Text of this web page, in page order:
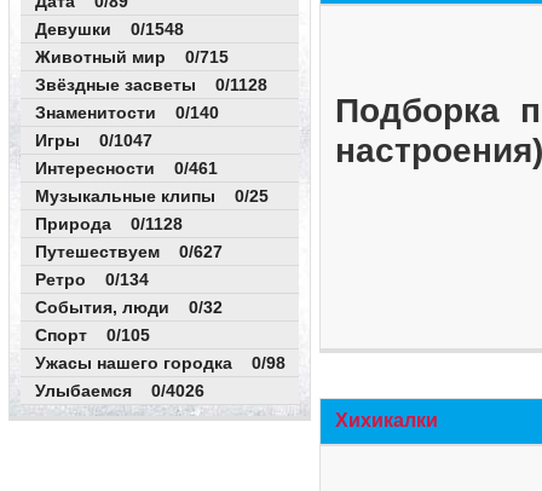
Девушки 0/1548
Животный мир 0/715
Звёздные засветы 0/1128
Знаменитости 0/140
Игры 0/1047
Интересности 0/461
Музыкальные клипы 0/25
Природа 0/1128
Путешествуем 0/627
Ретро 0/134
События, люди 0/32
Спорт 0/105
Ужасы нашего городка 0/98
Улыбаемся 0/4026
Подборка
Хихикалки